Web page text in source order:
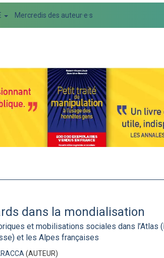
Mercredis des auteur·e·s
dans la mondialisation
et mobilisations sociales dans l’Atlas
et les Alpes françaises
(AUTEUR)